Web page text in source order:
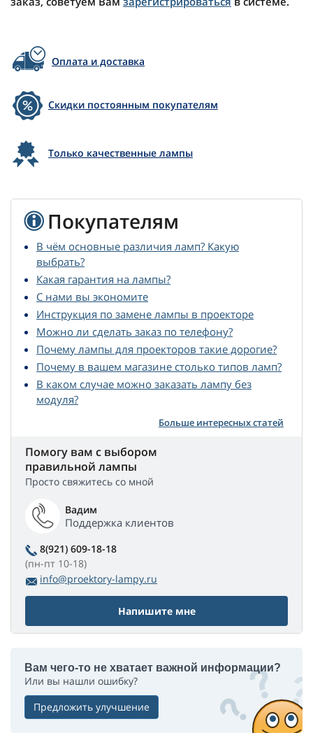
Оплата и доставка
Скидки постоянным покупателям
Только качественные лампы
Покупателям
В чём основные различия ламп? Какую
выбрать?
Какая гарантия на лампы?
С нами вы экономите
Инструкция по замене лампы в проекторе
Можно ли сделать заказ по телефону?
Почему лампы для проекторов такие дорогие?
Почему в вашем магазине столько типов ламп?
В каком случае можно заказать лампу без
модуля?
Больше интересных статей
Помогу вам с выбором
правильной лампы
Просто свяжитесь со мной
Вадим
Поддержка клиентов
8(921) 609-18-18
(пн-пт 10-18)
info@proektory-lampy.ru
Напишите мне
Вам чего-то не хватает важной информации?
Или вы нашли ошибку?
Предложить улучшение